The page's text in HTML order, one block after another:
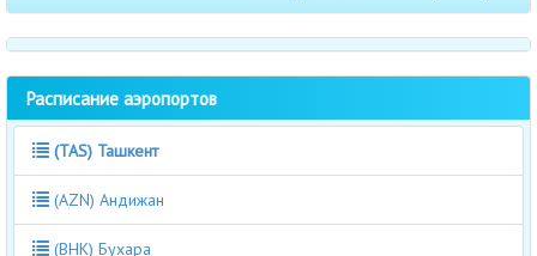
Расписание аэропортов
(TAS) Ташкент
(AZN) Андижан
(BHK) Бухара